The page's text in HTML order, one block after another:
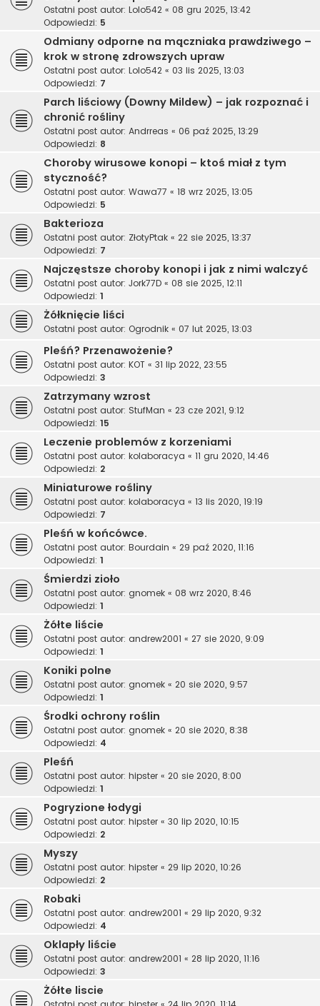
Ostatni post autor: Lolo542 « 08 gru 2025, 13:42
Odpowiedzi: 5
Odmiany odporne na mączniaka prawdziwego –
krok w stronę zdrowszych upraw
Ostatni post autor: Lolo542 « 03 lis 2025, 13:03
Odpowiedzi: 7
Parch liściowy (Downy Mildew) – jak rozpoznać i
chronić rośliny
Ostatni post autor: Andrreas « 06 paź 2025, 13:29
Odpowiedzi: 8
Choroby wirusowe konopi – ktoś miał z tym
styczność?
Ostatni post autor: Wawa77 « 18 wrz 2025, 13:05
Odpowiedzi: 5
Bakterioza
Ostatni post autor: ZłotyPtak « 22 sie 2025, 13:37
Odpowiedzi: 7
Najczęstsze choroby konopi i jak z nimi walczyć
Ostatni post autor: Jork77D « 08 sie 2025, 12:11
Odpowiedzi: 1
Żółknięcie liści
Ostatni post autor: Ogrodnik « 07 lut 2025, 13:03
Pleśń? Przenawożenie?
Ostatni post autor: KOT « 31 lip 2022, 23:55
Odpowiedzi: 3
Zatrzymany wzrost
Ostatni post autor: StufMan « 23 cze 2021, 9:12
Odpowiedzi: 15
Leczenie problemów z korzeniami
Ostatni post autor: kolaboracya « 11 gru 2020, 14:46
Odpowiedzi: 2
Miniaturowe rośliny
Ostatni post autor: kolaboracya « 13 lis 2020, 19:19
Odpowiedzi: 7
Pleśń w końcówce.
Ostatni post autor: Bourdain « 29 paź 2020, 11:16
Odpowiedzi: 1
Śmierdzi zioło
Ostatni post autor: gnomek « 08 wrz 2020, 8:46
Odpowiedzi: 1
Żółte liście
Ostatni post autor: andrew2001 « 27 sie 2020, 9:09
Odpowiedzi: 1
Koniki polne
Ostatni post autor: gnomek « 20 sie 2020, 9:57
Odpowiedzi: 1
Środki ochrony roślin
Ostatni post autor: gnomek « 20 sie 2020, 8:38
Odpowiedzi: 4
Pleśń
Ostatni post autor: hipster « 20 sie 2020, 8:00
Odpowiedzi: 1
Pogryzione łodygi
Ostatni post autor: hipster « 30 lip 2020, 10:15
Odpowiedzi: 2
Myszy
Ostatni post autor: hipster « 29 lip 2020, 10:26
Odpowiedzi: 2
Robaki
Ostatni post autor: andrew2001 « 29 lip 2020, 9:32
Odpowiedzi: 4
Oklapły liście
Ostatni post autor: andrew2001 « 28 lip 2020, 11:16
Odpowiedzi: 3
Żółte liscie